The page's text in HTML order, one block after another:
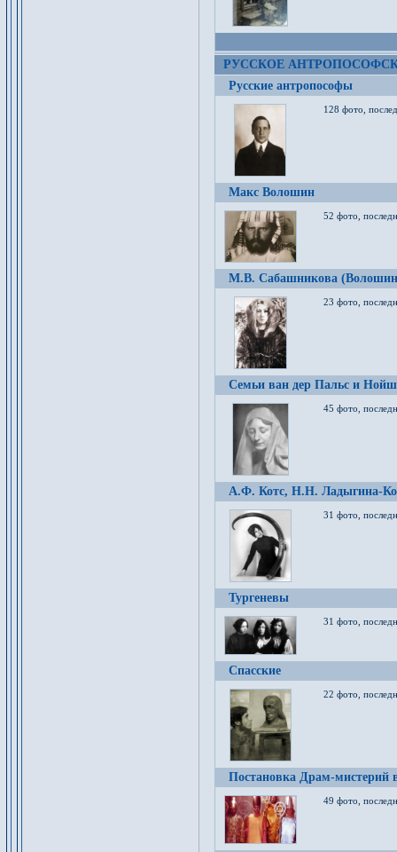
РУССКОЕ
Русские антропософы
128 фото,
Макс Волошин
52 фото,
М.В. Сабашникова
23 фото,
Семьи ван дер Пальс и
45 фото,
А.Ф. Котс, Н.Н. Ладыгина-
31 фото,
Тургеневы
31 фото,
Спасские
22 фото,
Постановка Драм-мистерий
49 фото,